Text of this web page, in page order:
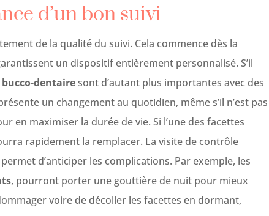
d’un bon suivi
de la qualité du suivi. Cela commence dès la
un dispositif entièrement personnalisé. S’il
bucco-dentairesont d’autant plus importantes avec des
un changement au quotidien, même s’il n’est pas
en maximiser la durée de vie. Si l’une des facettes
rapidement la remplacer. La visite de contrôle
d’anticiper les complications. Par exemple, les
, pourront porter une gouttière de nuit pour mieux
voire de décoller les facettes en dormant,